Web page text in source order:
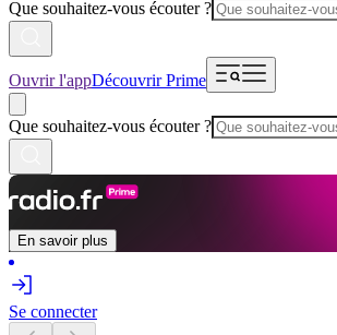
Que souhaitez-vous écouter ?
Ouvrir l'appDécouvrir Prime
Que souhaitez-vous écouter ?
En savoir plus
Se connecter